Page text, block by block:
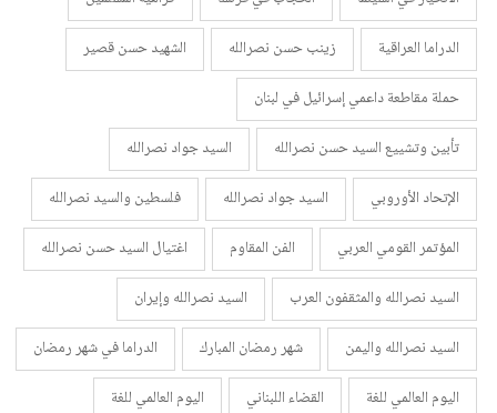
الدراما العراقية
زينب حسن نصرالله
الشهيد حسن قصير
حملة مقاطعة داعمي إسرائيل في لبنان
تأبين وتشييع السيد حسن نصرالله
السيد جواد نصرالله
الإتحاد الأوروبي
السيد جواد نصرالله
فلسطين والسيد نصرالله
المؤتمر القومي العربي
الفن المقاوم
اغتيال السيد حسن نصرالله
السيد نصرالله والمثقفون العرب
السيد نصرالله وإيران
السيد نصرالله واليمن
شهر رمضان المبارك
الدراما في شهر رمضان
اليوم العالمي للغة
القضاء اللبناني
اليوم العالمي للغة